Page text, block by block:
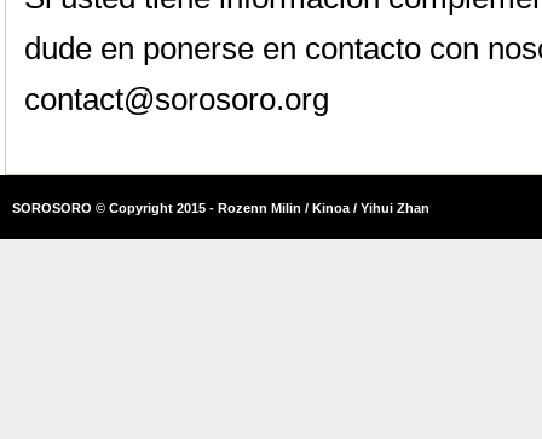
dude en ponerse en contacto con
contact@sorosoro.org
SOROSORO © Copyright 2015 - Rozenn Milin / Kinoa / Yihui Zhan